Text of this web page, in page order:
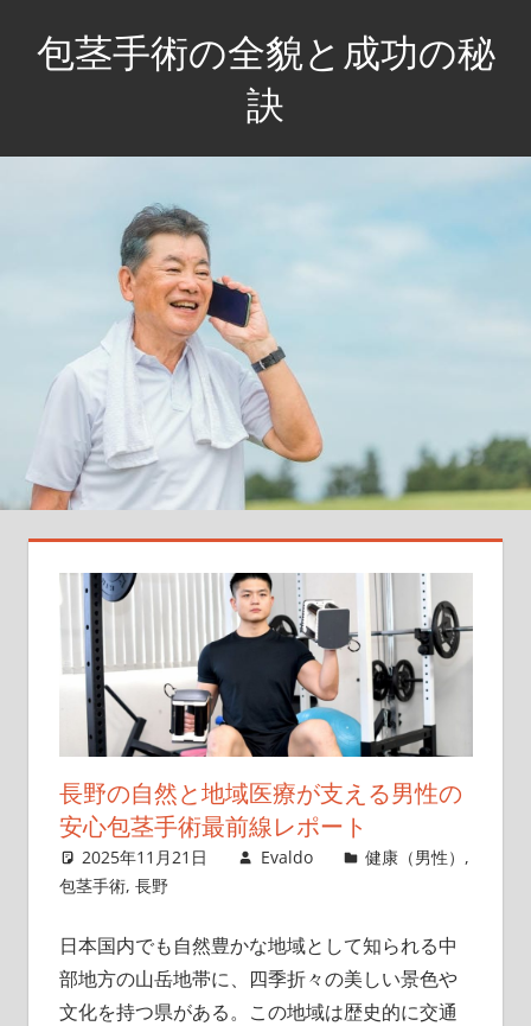
ツ
包茎手術の全貌と成功の秘
訣
自
る、
ド。
長野の自然と地域医療が支える男性の
安心包茎手術最前線レポート
2025年11月21日 Evaldo 健康（男性） ,
包茎手術, 長野
日本国内でも自然豊かな地域として知られる中
部地方の山岳地帯に、四季折々の美しい景色や
文化を持つ県がある。 この地域は歴史的に交通